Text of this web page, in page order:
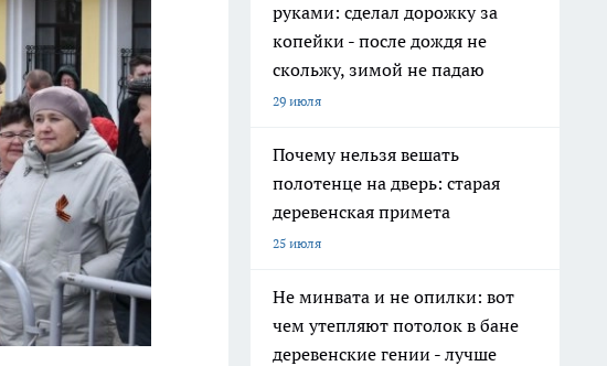
руками: сделал дорожку за
копейки - после дождя не
скольжу, зимой не падаю
29 июля
Почему нельзя вешать
полотенце на дверь: старая
деревенская примета
25 июля
Не минвата и не опилки: вот
чем утепляют потолок в бане
деревенские гении - лучше